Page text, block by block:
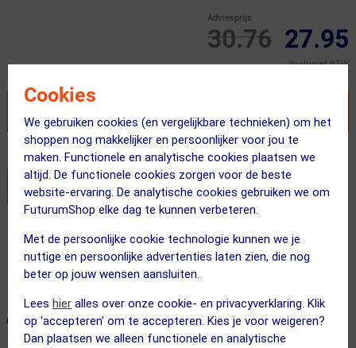
Cookies
We gebruiken cookies (en vergelijkbare technieken) om het
shoppen nog makkelijker en persoonlijker voor jou te
maken. Functionele en analytische cookies plaatsen we
altijd. De functionele cookies zorgen voor de beste
website-ervaring. De analytische cookies gebruiken we om
FuturumShop elke dag te kunnen verbeteren.
Met de persoonlijke cookie technologie kunnen we je
nuttige en persoonlijke advertenties laten zien, die nog
beter op jouw wensen aansluiten.
Lees hier alles over onze cookie- en privacyverklaring. Klik
op 'accepteren' om te accepteren. Kies je voor weigeren?
Dan plaatsen we alleen functionele en analytische
30.76
Adviesprijs
27.95
Inclusief BTW
Recent besteld door 2 klanten! Bestel ook snel!
Stel je productvragen aan onze AI assistent
Voor 23:00 uur besteld, morgen in huis
365 dagen retourrecht
← Terug naar productnavigatie
ONZE AANBEVOLEN COMBINATIE